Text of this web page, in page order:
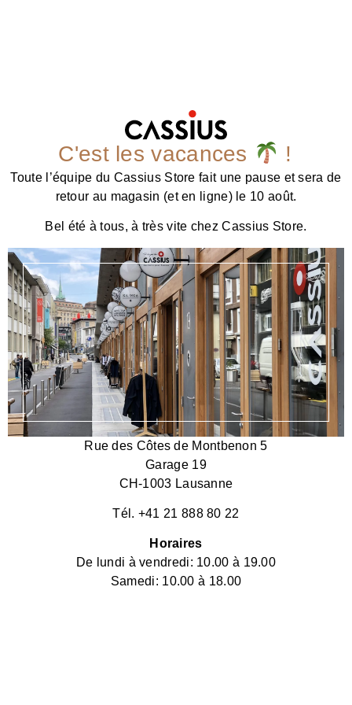
C'est les vacances !
Toute l’équipe du Cassius Store fait une pause et sera de
retour au magasin (et en ligne) le 10 août.
Bel été à tous, à très vite chez Cassius Store.
Rue des Côtes de Montbenon 5
Garage 19
CH-1003 Lausanne
Tél. +41 21 888 80 22
Horaires
De lundi à vendredi: 10.00 à 19.00
Samedi: 10.00 à 18.00